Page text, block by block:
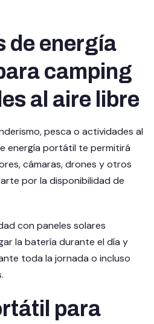
de energía
camping
al aire libre
pesca o actividades al
energía portátil te permitirá
cámaras, drones y otros
por la disponibilidad de
con paneles solares
la batería durante el día y
toda la jornada o incluso
para